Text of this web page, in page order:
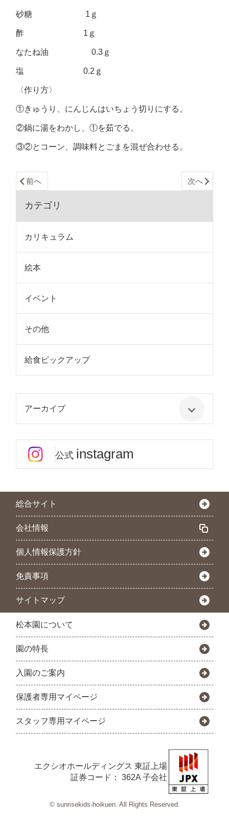
砂糖 1ｇ
酢 1ｇ
なたね油 0.3ｇ
塩 0.2ｇ
〈作り方〉
①きゅうり、にんじんはいちょう切りにする。
②鍋に湯をわかし、①を茹でる。
③②とコーン、調味料とごまを混ぜ合わせる。
前へ 次へ
カテゴリ
カリキュラム
絵本
イベント
その他
給食ピックアップ
アーカイブ
公式 instagram
総合サイト
会社情報
個人情報保護方針
免責事項
サイトマップ
松本園について
園の特長
入園のご案内
保護者専用マイページ
スタッフ専用マイページ
エクシオホールディングス 東証上場
証券コード： 362A 子会社
© sunrisekids-hoikuen. All Rights Reserved.